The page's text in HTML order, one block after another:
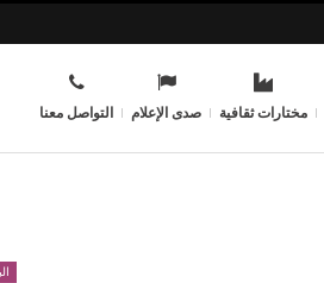
مختارات ثقافية صدى الإعلام التواصل معنا